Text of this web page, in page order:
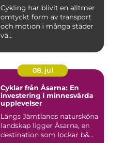
Cykling har blivit en alltmer
omtyckt form av transport
och motion i många städer
vä...
08. jul
Cyklar från Åsarna: En
investering i minnesvärda
upplevelser
Längs Jämtlands natursköna
landskap ligger Åsarna, en
destination som lockar b&...